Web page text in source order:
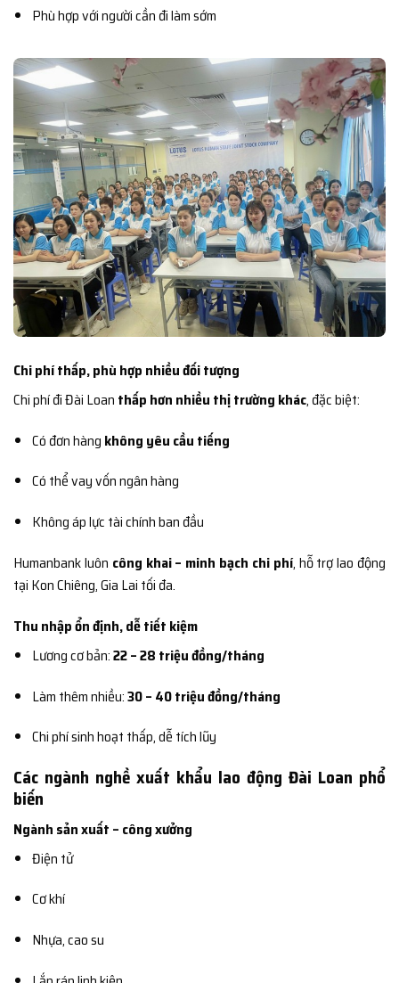
Phù hợp với người cần đi làm sớm
Chi phí thấp, phù hợp nhiều đối tượng
Chi phí đi Đài Loan thấp hơn nhiều thị trường khác, đặc biệt:
Có đơn hàng không yêu cầu tiếng
Có thể vay vốn ngân hàng
Không áp lực tài chính ban đầu
Humanbank luôn công khai – minh bạch chi phí, hỗ trợ lao động
tại Kon Chiêng, Gia Lai tối đa.
Thu nhập ổn định, dễ tiết kiệm
Lương cơ bản:22 – 28 triệu đồng/tháng
Làm thêm nhiều:30 – 40 triệu đồng/tháng
Chi phí sinh hoạt thấp, dễ tích lũy
Các ngành nghề xuất khẩu lao động Đài Loan phổ
biến
Ngành sản xuất – công xưởng
Điện tử
Cơ khí
Nhựa, cao su